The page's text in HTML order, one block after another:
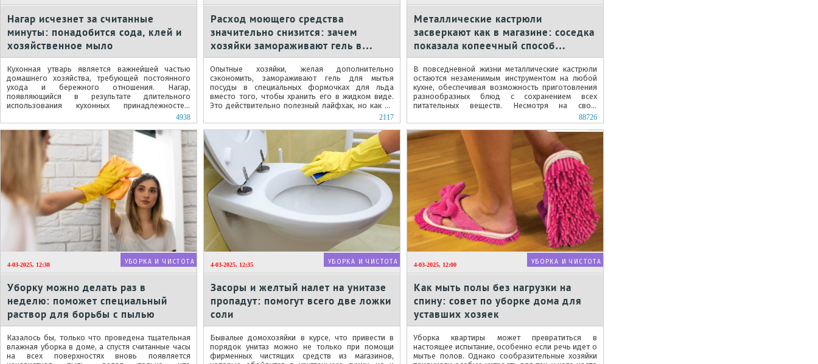
Нагар исчезнет за считанные
минуты: понадобится сода, клей и
хозяйственное мыло
Кухонная утварь является важнейшей частью
домашнего хозяйства, требующей постоянного
ухода и бережного отношения. Нагар,
появляющийся в результате длительного
использования кухонных принадлежностей,
становится настоящим испытанием для любой
хозяйки,...
4938
Расход моющего средства
значительно снизится: зачем
хозяйки замораживают гель в
формочках
Опытные хозяйки, желая дополнительно
сэкономить, замораживают гель для мытья
посуды в специальных формочках для льда
вместо того, чтобы хранить его в жидком виде.
Это действительно полезный лайфхак, но как он
2117
Металлические кастрюли
засверкают как в магазине: соседка
показала копеечный способ
очистки горчичной пастой
В повседневной жизни металлические кастрюли
остаются незаменимым инструментом на любой
кухне, обеспечивая возможность приготовления
разнообразных блюд с сохранением всех
питательных веществ. Несмотря на свою
88726
4-03-2025, 12:38 УБОРКА И ЧИСТОТА
Уборку можно делать раз в
неделю: поможет специальный
раствор для борьбы с пылью
Казалось бы, только что проведена тщательная
влажная уборка в доме, а спустя считанные часы
на всех поверхностях вновь появляется
4-03-2025, 12:35 УБОРКА И ЧИСТОТА
Засоры и желтый налет на унитазе
пропадут: помогут всего две ложки
соли
Бывалые домохозяйки в курсе, что привести в
порядок унитаз можно не только при помощи
фирменных чистящих средств из магазинов,
4-03-2025, 12:00 УБОРКА И ЧИСТОТА
Как мыть полы без нагрузки на
спину: совет по уборке дома для
уставших хозяек
Уборка квартиры может превратиться в
настоящее испытание, особенно если речь идет о
мытье полов. Однако сообразительные хозяйки